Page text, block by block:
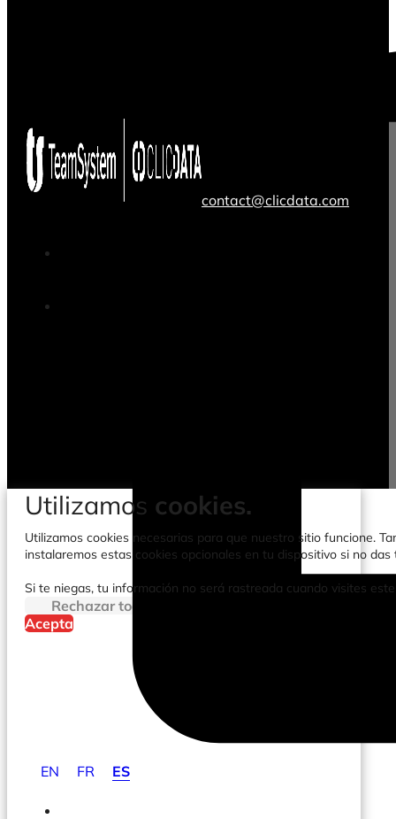
contact@clicdata.com
EN FR ES
Utilizamos cookies.
Utilizamos cookies necesarias para que nuestro sitio funcione.
instalaremos estas cookies opcionales en tu dispositivo si no
Si te niegas, tu información no será rastreada cuando visites
Rechazar todo
Acepta